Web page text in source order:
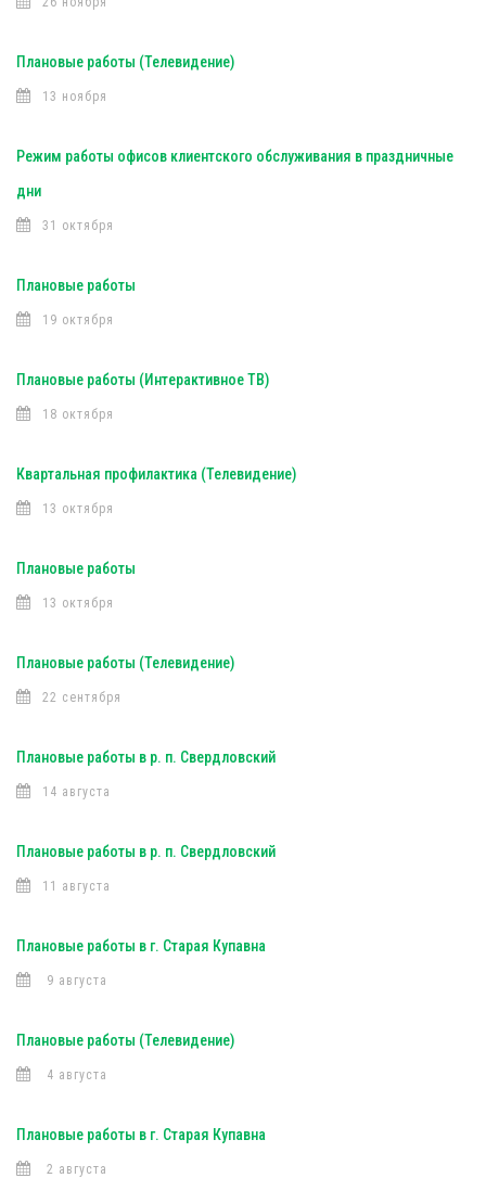
Плановые работы (Телевидение)
13 ноября
Режим работы офисов клиентского обслуживания в праздничные
дни
31 октября
Плановые работы
19 октября
Плановые работы (Интерактивное ТВ)
18 октября
Квартальная профилактика (Телевидение)
13 октября
Плановые работы
13 октября
Плановые работы (Телевидение)
22 сентября
Плановые работы в р. п. Свердловский
14 августа
Плановые работы в р. п. Свердловский
11 августа
Плановые работы в г. Старая Купавна
9 августа
Плановые работы (Телевидение)
4 августа
Плановые работы в г. Старая Купавна
2 августа